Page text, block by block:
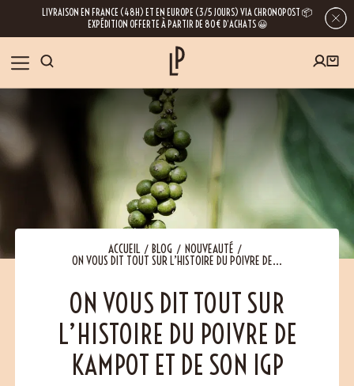
LIVRAISON EN FRANCE (48H) ET EN EUROPE (3/5 JOURS) VIA CHRONOPOST 📦
EXPÉDITION OFFERTE À PARTIR DE 80€ D’ACHATS 😀
NOS ÉPICES
RECETTES
À PROPOS
NOUS RENDRE VISITE
Contact
ACCUEIL BLOG NOUVEAUTÉ
ON VOUS DIT TOUT SUR L’HISTOIRE DU POIVRE DE...
ON VOUS DIT TOUT SUR
L’HISTOIRE DU POIVRE DE
KAMPOT ET DE SON IGP
INSCRIVEZ-VOUS À LA NEWSLETTER
En laissant votre e-mail, vous obtenez l’accès à nos newsletters riches en
conseils, inspirations et informations sur nos dernières nouveautés. Bien sûr, se